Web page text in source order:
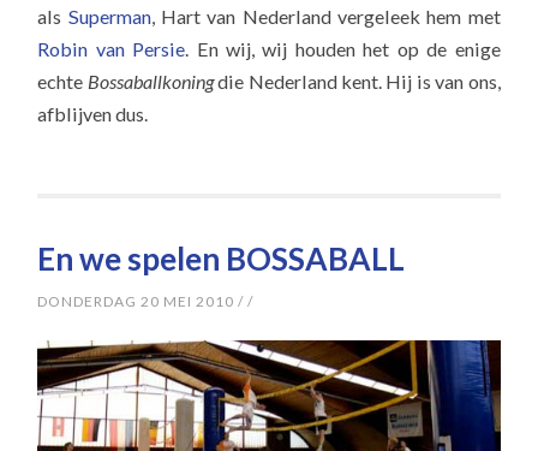
als Superman, Hart van Nederland vergeleek hem met
Robin van Persie. En wij, wij houden het op de enige
echte Bossaballkoningdie Nederland kent. Hij is van ons,
afblijven dus.
En we spelen BOSSABALL
DONDERDAG 20 MEI 2010 //